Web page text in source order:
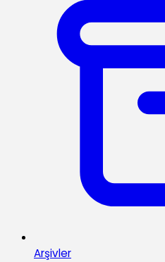
Arşivler